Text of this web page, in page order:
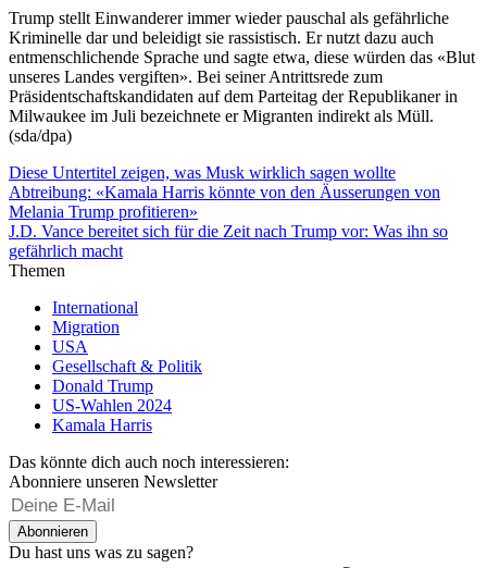
Trump stellt Einwanderer immer wieder pauschal als gefährliche
Kriminelle dar und beleidigt sie rassistisch. Er nutzt dazu auch
entmenschlichende Sprache und sagte etwa, diese würden das «Blut
unseres Landes vergiften». Bei seiner Antrittsrede zum
Präsidentschaftskandidaten auf dem Parteitag der Republikaner in
Milwaukee im Juli bezeichnete er Migranten indirekt als Müll.
(sda/dpa)
Diese Untertitel zeigen, was Musk wirklich sagen wollte
Abtreibung: «Kamala Harris könnte von den Äusserungen von
Melania Trump profitieren»
J.D. Vance bereitet sich für die Zeit nach Trump vor: Was ihn so
gefährlich macht
Themen
International
Migration
USA
Gesellschaft & Politik
Donald Trump
US-Wahlen 2024
Kamala Harris
Das könnte dich auch noch interessieren:
Abonniere unseren Newsletter
Abonnieren
Du hast uns was zu sagen?